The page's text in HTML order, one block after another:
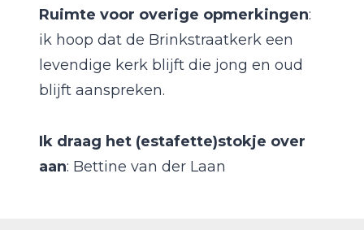
Ruimte voor overige opmerkingen:
ik hoop dat de Brinkstraatkerk een
levendige kerk blijft die jong en oud
blijft aanspreken.
Ik draag het (estafette)stokje over
aan: Bettine van der Laan